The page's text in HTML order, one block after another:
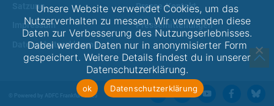
Presse-Kontakt
Pressemitteilungen
Satzung
Impressum
Datenschutzerklärung
© Powered by ADFC Frankfurt 2025
Unsere Website verwendet Cookies, um das
Nutzerverhalten zu messen. Wir verwenden diese
Daten zur Verbesserung des Nutzungserlebnisses.
Dabei werden Daten nur in anonymisierter Form
gespeichert. Weitere Details findest du in unserer
Datenschutzerklärung.
ok Datenschutzerklärung